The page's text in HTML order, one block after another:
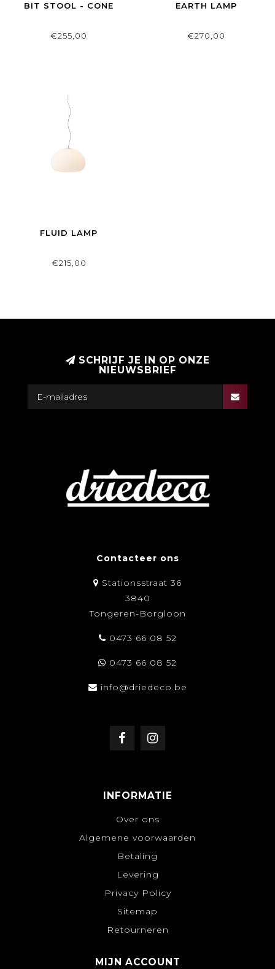
BIT STOOL - CONE
€255,00
EARTH LAMP
€270,00
FLUID LAMP
€215,00
SCHRIJF JE IN OP ONZE
NIEUWSBRIEF
Contacteer ons
Stationsstraat 36
3840
Tongeren-Borgloon
0473 66 08 52
0473 66 08 52
info@driedeco.be
INFORMATIE
Over ons
Algemene voorwaarden
Betaling
Levering
Privacy Policy
Sitemap
Retourneren
MIJN ACCOUNT